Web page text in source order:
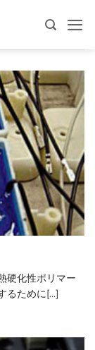
硬化性ポリマー
るために[...]